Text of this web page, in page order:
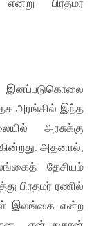
பிரதமர்
இனப்படுகொலை
அரங்கில் இந்த
அரசுக்கு
அதனால்,
தேசியம்
பிரதமர் ரணில்
இலங்கை என்ற